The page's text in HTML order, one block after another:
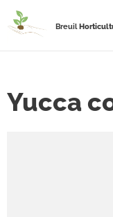
Breuil
Yucca